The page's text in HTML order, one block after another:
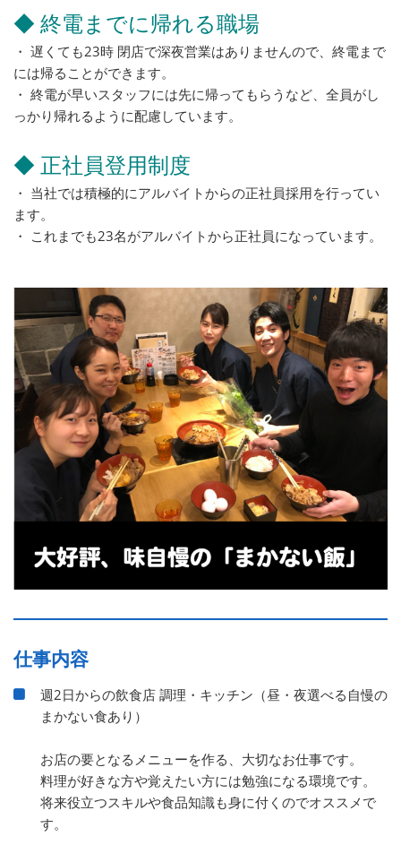
◆ 終電までに帰れる職場
・ 遅くても23時 閉店で深夜営業はありませんので、終電まで
には帰ることができます。
・ 終電が早いスタッフには先に帰ってもらうなど、全員がし
っかり帰れるように配慮しています。
◆ 正社員登用制度
・ 当社では積極的にアルバイトからの正社員採用を行ってい
ます。
・ これまでも23名がアルバイトから正社員になっています。
仕事内容
週2日からの飲食店 調理・キッチン（昼・夜選べる自慢の
まかない食あり）
お店の要となるメニューを作る、大切なお仕事です。
料理が好きな方や覚えたい方には勉強になる環境です。
将来役立つスキルや食品知識も身に付くのでオススメで
す。